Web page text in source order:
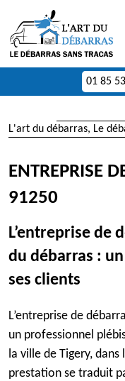
01 85
L'art du débarras, Le
ENTREPRISE
91250
L’entreprise de
du débarras :
ses clients
L’entreprise de
un professionnel
la ville de Tigery,
prestation se traduit